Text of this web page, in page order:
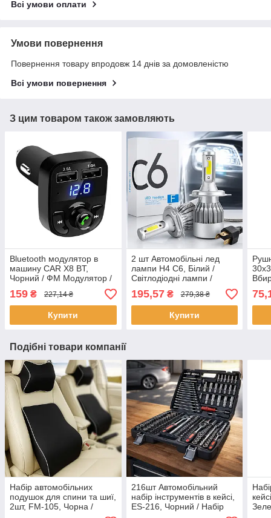
Всі умови оплати
Умови повернення
Повернення товару впродовж 14 днів за домовленістю
Всі умови повернення
З цим товаром також замовляють
Bluetooth модулятор в
машину CAR X8 BT,
Чорний / ФМ Модулятор /
ФМ Трансмітер з блютуз /
Блютуз модулятор
159 ₴ 227,14 ₴
Купити
2 шт Автомобільні лед
лампи H4 C6, Білий /
Світлодіодні лампи /
для авто
195,57₴ 279,38 ₴
Купити
Подібні товари компанії
Набір автомобільних
подушок для спини та шиї,
2шт, FM-105, Чорна /
216шт Автомобільний
набір інструментів в кейсі,
ES-216, Чорний / Набір